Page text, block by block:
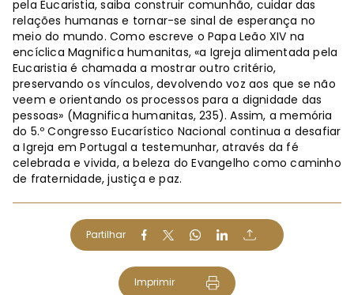
pela Eucaristia, saiba construir comunhão, cuidar das
relações humanas e tornar-se sinal de esperança no
meio do mundo. Como escreve o Papa Leão XIV na
encíclica Magnifica humanitas, «a Igreja alimentada pela
Eucaristia é chamada a mostrar outro critério,
preservando os vínculos, devolvendo voz aos que se não
veem e orientando os processos para a dignidade das
pessoas» (Magnifica humanitas, 235). Assim, a memória
do 5.º Congresso Eucarístico Nacional continua a desafiar
a Igreja em Portugal a testemunhar, através da fé
celebrada e vivida, a beleza do Evangelho como caminho
de fraternidade, justiça e paz.
Partilhar
Imprimir